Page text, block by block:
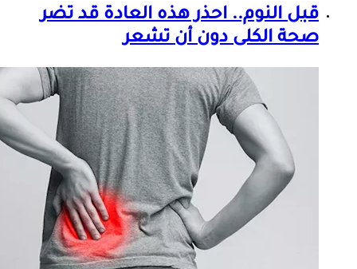
قبل النوم.. احذر هذه العادة قد تضر
صحة الكلى دون أن تشعر